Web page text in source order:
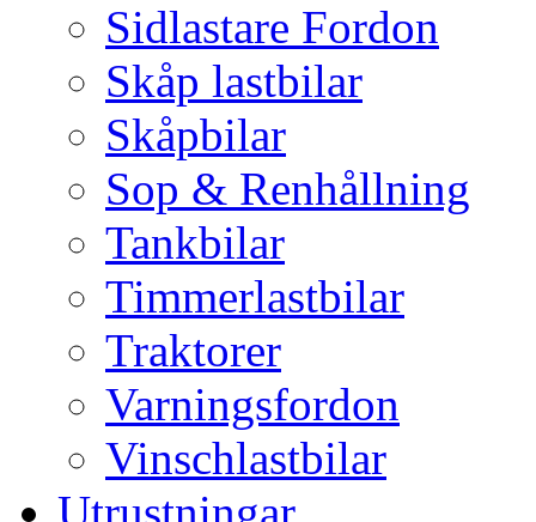
Sidlastare Fordon
Skåp lastbilar
Skåpbilar
Sop & Renhållning
Tankbilar
Timmerlastbilar
Traktorer
Varningsfordon
Vinschlastbilar